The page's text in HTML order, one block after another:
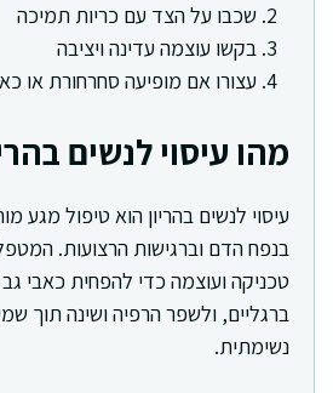
שכבו על הצד עם כריות תמיכה
בקשו עוצמה עדינה ויציבה
עצורו אם מופיעה סחרחורת או
מהו עיסוי לנשים
עיסוי לנשים בהריון הוא טיפול מגע
בנפח הדם וברגישות הרצועות.
טכניקה ועוצמה כדי להפחית כאבי
ברגליים, ולשפר הרפיה ושינה תוך
נשימתית.